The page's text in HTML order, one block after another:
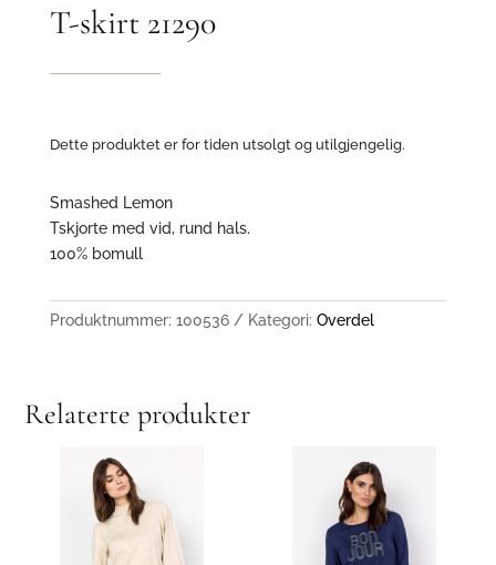
T-skirt 21290
Dette produktet er for tiden utsolgt og utilgjengelig.
Smashed Lemon
Tskjorte med vid, rund hals.
100% bomull
Produktnummer: 100536 Kategori: Overdel
Relaterte produkter